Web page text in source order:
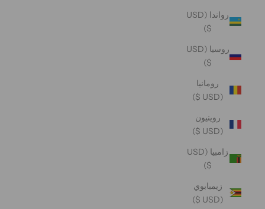
رواندا (USD
$)
روسيا (USD
$)
رومانيا
(USD $)
روينيون
(USD $)
زامبيا (USD
$)
زيمبابوي
(USD $)